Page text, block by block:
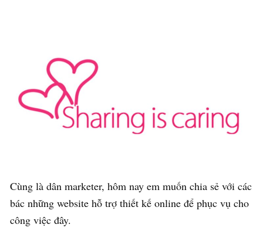
Cùng là dân marketer, hôm nay em muốn chia sẻ với các
bác những website hỗ trợ thiết kế online để phục vụ cho
công việc đây.